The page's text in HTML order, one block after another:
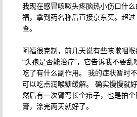
我现在感冒咳嗽头疼脑热小伤口什
福，拿到药名称后直接京东买。超
查。
阿福很克制，前几天说有些咳嗽咽
“头孢是否能治疗”，它告诉我不要乱
吃了有什么副作用。 我的症状暂时
可以吃点润喉糖缓解。 确实慢慢就好
然后有一次臂弯长个疖子，也是拍
膏，涂完两天就好了。